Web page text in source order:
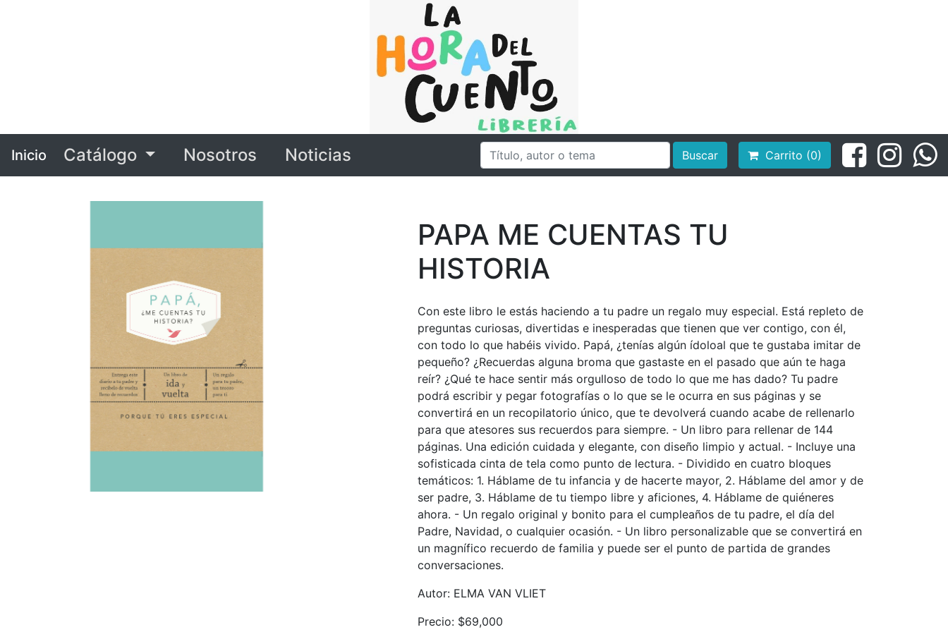
Inicio Catálogo Nosotros Noticias Buscar Carrito (0)
PAPA ME CUENTAS TU
HISTORIA
Con este libro le estás haciendo a tu padre un regalo muy especial. Está repleto de
preguntas curiosas, divertidas e inesperadas que tienen que ver contigo, con él,
con todo lo que habéis vivido. Papá, ¿tenías algún ídoloal que te gustaba imitar de
pequeño? ¿Recuerdas alguna broma que gastaste en el pasado que aún te haga
reír? ¿Qué te hace sentir más orgulloso de todo lo que me has dado? Tu padre
podrá escribir y pegar fotografías o lo que se le ocurra en sus páginas y se
convertirá en un recopilatorio único, que te devolverá cuando acabe de rellenarlo
para que atesores sus recuerdos para siempre. - Un libro para rellenar de 144
páginas. Una edición cuidada y elegante, con diseño limpio y actual. - Incluye una
sofisticada cinta de tela como punto de lectura. - Dividido en cuatro bloques
temáticos: 1. Háblame de tu infancia y de hacerte mayor, 2. Háblame del amor y de
ser padre, 3. Háblame de tu tiempo libre y aficiones, 4. Háblame de quiéneres
ahora. - Un regalo original y bonito para el cumpleaños de tu padre, el día del
Padre, Navidad, o cualquier ocasión. - Un libro personalizable que se convertirá en
un magnífico recuerdo de familia y puede ser el punto de partida de grandes
conversaciones.
Autor: ELMA VAN VLIET
Precio: $69,000